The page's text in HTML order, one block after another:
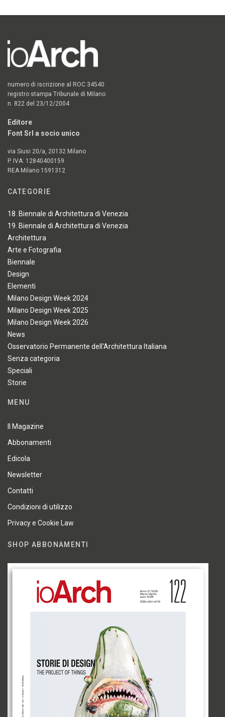
numero di iscrizione al ROC 34540
registro stampa Tribunale di Milano
n. 822 del 23/12/2004
Editore
Font Srl a socio unico
via Siusi 20/a, 20132 Milano
P. IVA: 12840400159
REA Milano 1591312
CATEGORIE
18. Biennale di Architettura di Venezia
19. Biennale di Architettura di Venezia
Architettura
Arte e Fotografia
Biennale
Design
Elementi
Milano Design Week 2024
Milano Design Week 2025
Milano Design Week 2026
News
Osservatorio Permanente dell'Architettura Italiana
Senza categoria
Speciali
Storie
MENU
Il Magazine
Abbonamenti
Edicola
Newsletter
Contatti
Condizioni di utilizzo
Privacy e Cookie Law
SHOP ABBONAMENTI